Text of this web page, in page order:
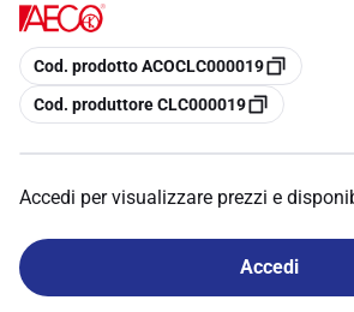
copia
Cod. prodotto ACOCLC000019
copia
Cod. produttore CLC000019
Accedi per visualizzare prezzi e
Accedi